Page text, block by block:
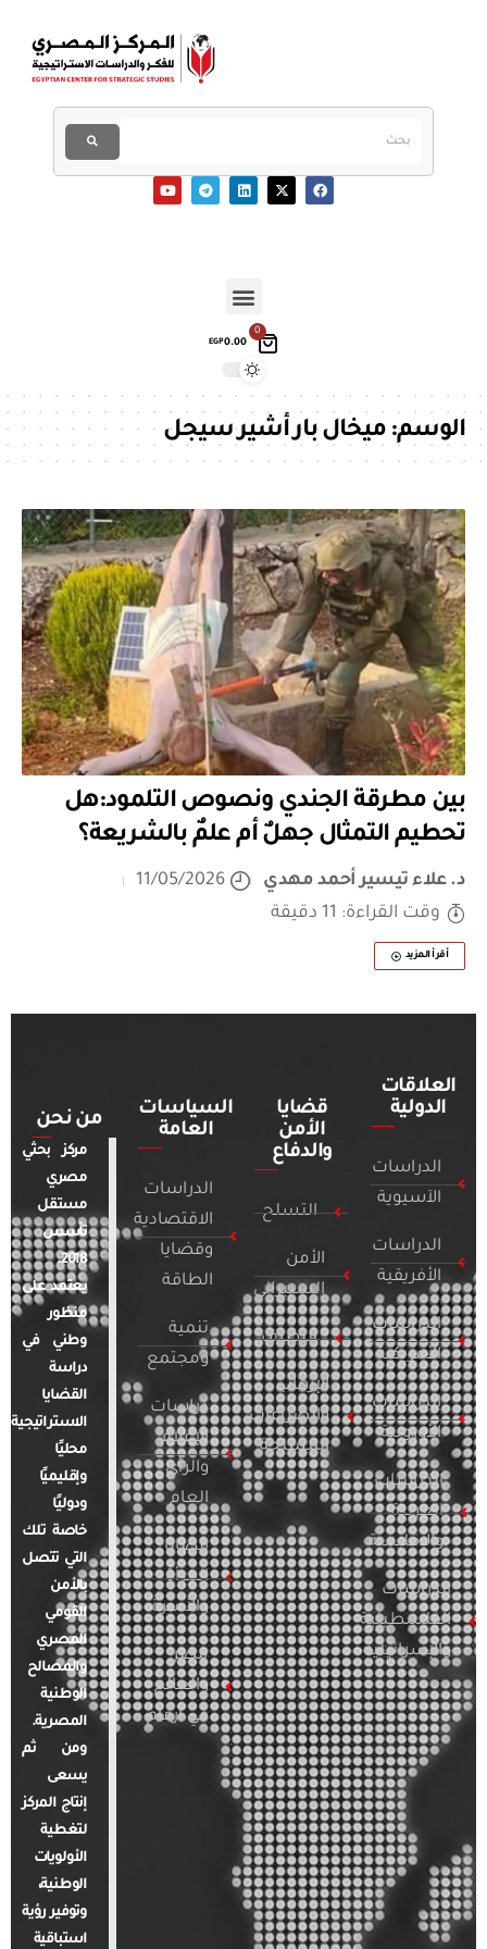
0
EGP0.00
الوسم:ميخال بار أشير سيجل
بين مطرقة الجندي ونصوص التلمود:هل
تحطيم التمثال جهلٌ أم علمٌ بالشريعة؟
د. علاء تيسير أحمد مهدي
11/05/2026
وقت القراءة: 11 دقيقة
أقرأ المزيد
العلاقات
الدولية
الدراسات
الآسيوية
الدراسات
الأفريقية
الدراسات
الأمريكية
الدراسات
الأوروبية
الدراسات
العربية
والإقليمية
الدراسات
الفلسطينية
والإسرائيلية
قضايا
الأمن
والدفاع
التسلح
الأمن
السيبراني
التطرف
الإرهاب
والصراعات
المسلحة
السياسات
العامة
الدراسات
الاقتصادية
وقضايا
الطاقة
تنمية
ومجتمع
دراسات
الإعلام
والرأي
العام
قضايا
المرأة
والأسرة
مصر
والعالم
في أرقام
من نحن
مركز بحثي
مصري
مستقل
تأسس
2018.
يعتمد على
منظور
وطني في
دراسة
القضايا
الاستراتيجية
محليًا
وإقليميًا
ودوليًا
خاصة تلك
التي تتصل
بالأمن
القومي
المصري
والمصالح
الوطنية
المصرية.
ومن ثم
يسعى
إنتاج المركز
لتغطية
الأولويات
الوطنية،
وتوفير رؤية
استباقية